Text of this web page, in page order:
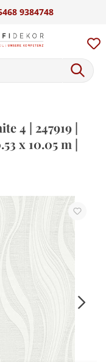
9384748
4 | 247919 |
x 10.05 m |